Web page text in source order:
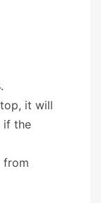
it will
if the
from